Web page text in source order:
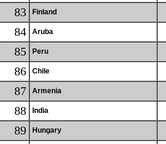
83 Finland
84 Aruba
85 Peru
86 Chile
87 Armenia
88 India
89 Hungary